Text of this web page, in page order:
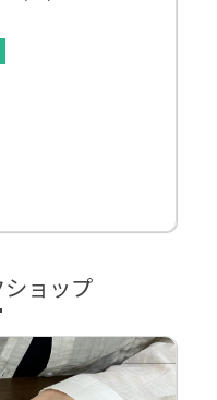
ョップ